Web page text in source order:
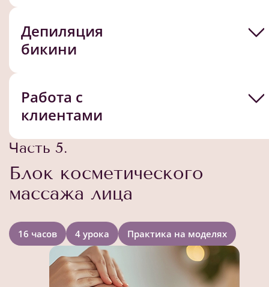
Депиляция
бикини
Работа с
клиентами
Часть 5.
Блок косметического
массажа лица
16 часов 4 урока Практика на моделях